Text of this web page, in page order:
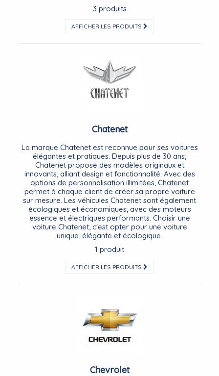
3 produits
AFFICHER LES PRODUITS
Chatenet
La marque Chatenet est reconnue pour ses voitures
élégantes et pratiques. Depuis plus de 30 ans,
Chatenet propose des modèles originaux et
innovants, alliant design et fonctionnalité. Avec des
options de personnalisation illimitées, Chatenet
permet à chaque client de créer sa propre voiture
sur mesure. Les véhicules Chatenet sont également
écologiques et économiques, avec des moteurs
essence et électriques performants. Choisir une
voiture Chatenet, c'est opter pour une voiture
unique, élégante et écologique.
1 produit
AFFICHER LES PRODUITS
Chevrolet